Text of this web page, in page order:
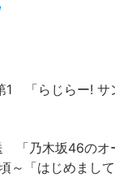
「らじらー! サ
乃木坂46のオ
「はじめまし